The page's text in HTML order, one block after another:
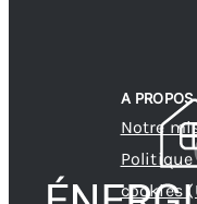
A PROPOS
Notre
Politique
cookies